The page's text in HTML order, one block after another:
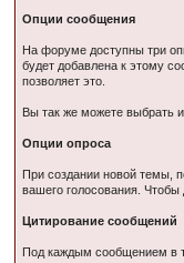
Опции сообщения
На форуме доступны три
будет добавлена к этому
позволяет это.
Вы так же можете выбрать
Опции опроса
При создании новой темы,
вашего голосования.
Цитирование сообщений
Под каждым сообщением в